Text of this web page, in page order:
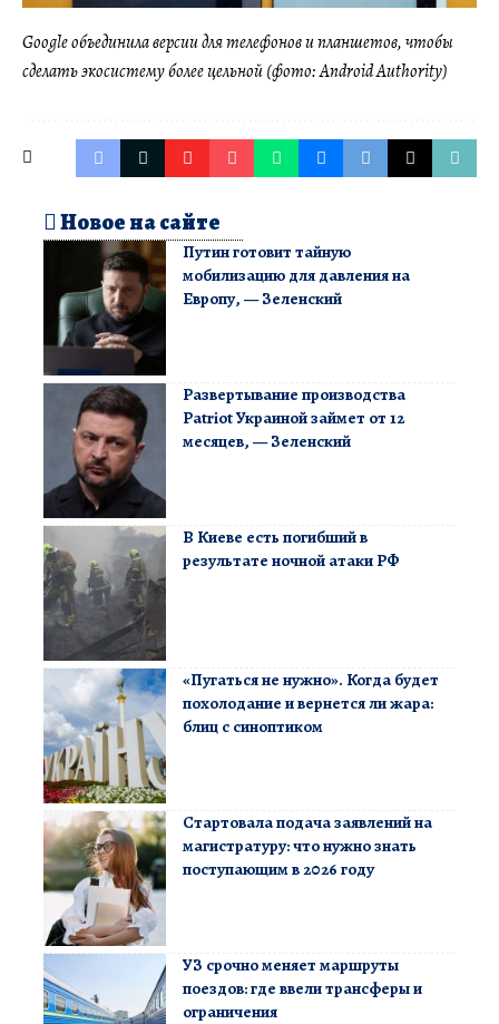
Google объединила версии для телефонов и планшетов, чтобы
сделать экосистему более цельной (фото: Android Authority)
Новое на сайте
Путин готовит тайную
мобилизацию для давления на
Европу, — Зеленский
Развертывание производства
Patriot Украиной займет от 12
месяцев, — Зеленский
В Киеве есть погибший в
результате ночной атаки РФ
«Пугаться не нужно». Когда будет
похолодание и вернется ли жара:
блиц с синоптиком
Стартовала подача заявлений на
магистратуру: что нужно знать
поступающим в 2026 году
УЗ срочно меняет маршруты
поездов: где ввели трансферы и
ограничения